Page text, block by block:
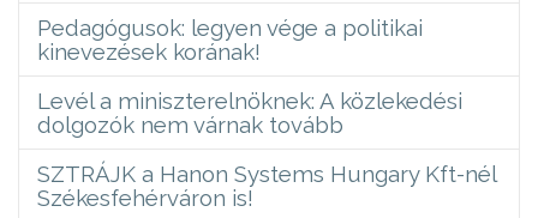
Pedagógusok: legyen vége a politikai
kinevezések korának!
Levél a miniszterelnöknek: A közlekedési
dolgozók nem várnak tovább
SZTRÁJK a Hanon Systems Hungary Kft-nél
Székesfehérváron is!